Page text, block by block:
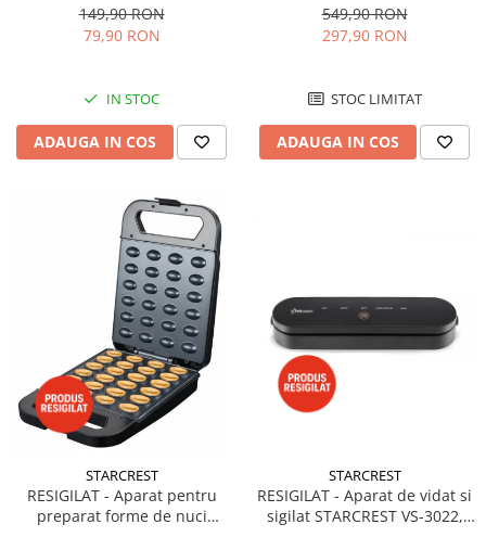
Functie Ventilator, Portabila,
Siguranta Anti Cadere,
149,90 RON
79,90 RON
IN STOC
ADAUGA IN COS
detasabile cu invelis ceramic,
Control digital, 7 moduri de
549,90 RON
297,90 RON
STOC LIMITAT
ADAUGA IN COS
STARCREST
RESIGILAT - Aparat pentru
preparat forme de nuci
STARCREST
RESIGILAT - Aparat de vidat si
sigilat STARCREST VS-3022,